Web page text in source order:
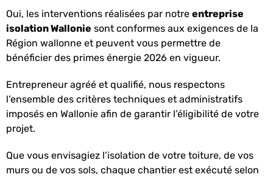
Oui, les interventions réalisées par notre entreprise
isolation Wallonie sont conformes aux exigences de la
Région wallonne et peuvent vous permettre de
bénéficier des primes énergie 2026 en vigueur.
Entrepreneur agréé et qualifié, nous respectons
l’ensemble des critères techniques et administratifs
imposés en Wallonie afin de garantir l’éligibilité de votre
projet.
Que vous envisagiez l’isolation de votre toiture, de vos
murs ou de vos sols, chaque chantier est exécuté selon